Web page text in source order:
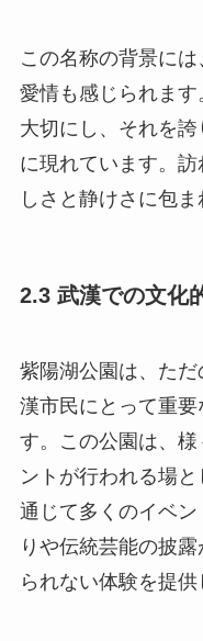
この名称の背景に
愛情も感じられま
大切にし、それを
に現れています。
しさと静けさに包
2.3 武漢での文化
紫陽湖公園は、た
漢市民にとって重
す。この公園は、
ントが行われる場
通じて多くのイベ
りや伝統芸能の披
られない体験を提供